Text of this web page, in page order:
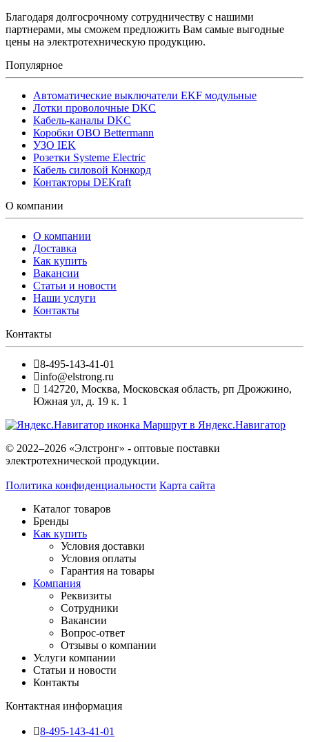
Благодаря долгосрочному сотрудничеству с нашими
партнерами, мы сможем предложить Вам самые выгодные
цены на электротехническую продукцию.
Популярное
Автоматические выключатели EKF модульные
Лотки проволочные DKC
Кабель-каналы DKC
Коробки OBO Bettermann
УЗО IEK
Розетки Systeme Electric
Кабель силовой Конкорд
Контакторы DEKraft
О компании
О компании
Доставка
Как купить
Вакансии
Статьи и новости
Наши услуги
Контакты
Контакты
8-495-143-41-01
info@elstrong.ru
142720, Москва, Московская область, рп Дрожжино,
Южная ул, д. 19 к. 1
Маршрут в Яндекс.Навигатор
© 2022–2026 «Элстронг» - оптовые поставки
электротехнической продукции.
Политика конфиденциальности Карта сайта
Каталог товаров
Бренды
Как купить
Условия доставки
Условия оплаты
Гарантия на товары
Компания
Реквизиты
Сотрудники
Вакансии
Вопрос-ответ
Отзывы о компании
Услуги компании
Статьи и новости
Контакты
Контактная информация
8-495-143-41-01